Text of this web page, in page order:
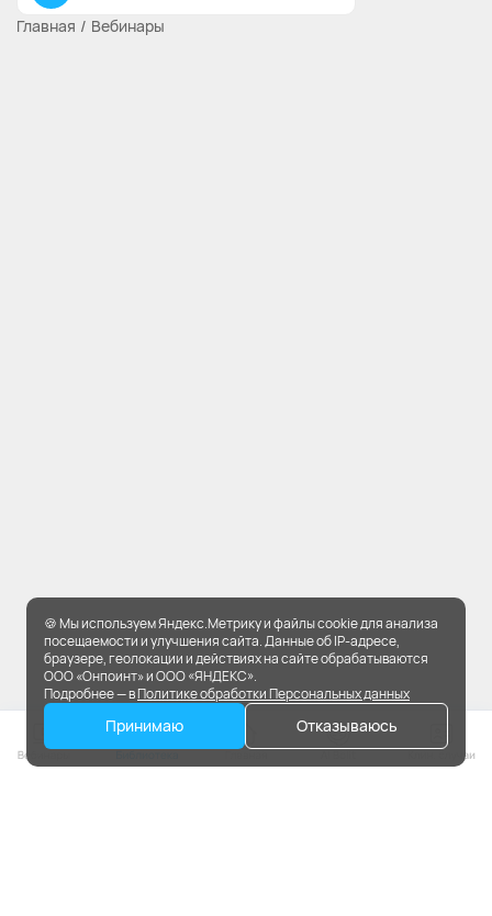
Главная
Вебинары
🍪 Мы используем Яндекс.Метрику и файлы cookie для анализа
посещаемости и улучшения сайта. Данные об IP-адресе,
браузере, геолокации и действиях на сайте обрабатываются
ООО «Онпоинт» и ООО «ЯНДЕКС».
Подробнее — вПолитике обработки Персональных данных
Принимаю Отказываюсь